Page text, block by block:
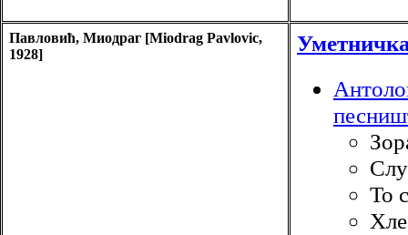
Павловић, Миодраг [Miodrag Pavlovic,
1928]
То